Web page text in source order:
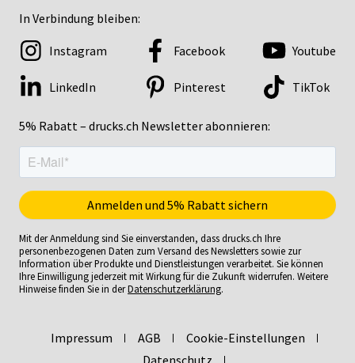
In Verbindung bleiben:
5% Rabatt – drucks.ch Newsletter abonnieren:
Instagram Facebook Youtube
LinkedIn Pinterest TikTok
Mit der Anmeldung sind Sie einverstanden, dass drucks.ch Ihre
personenbezogenen Daten zum Versand des Newsletters sowie zur
Information über Produkte und Dienstleistungen verarbeitet. Sie können
Ihre Einwilligung jederzeit mit Wirkung für die Zukunft widerrufen. Weitere
Hinweise finden Sie in derDatenschutzerklärung.
Impressum AGB
Cookie-Einstellungen
Datenschutz